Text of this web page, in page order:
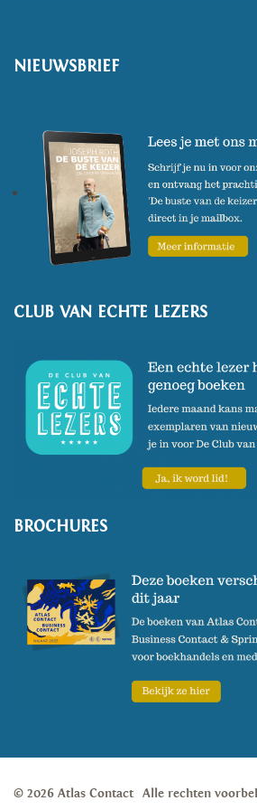
voor de ako Literatuurprijs, en
ervan verschenen in Duitsland
en Frankrijk.
NIEUWSBRIEF
CLUB VAN ECHTE LEZERS
BROCHURES
© 2026 Atlas Contact Alle rechten